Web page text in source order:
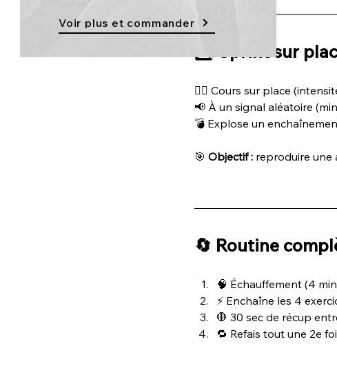
Voir plus et commander
Sprint sur
🏃‍♂️ Cours sur place
📢 À un signal aléatoire
💣 Explose un
🎯 Objectif : reproduire une
🔄 Routine
🧠 Échauffement (4
⚡ Enchaîne les 4
🛑 30 sec de récup
🔁 Refais tout une 2e